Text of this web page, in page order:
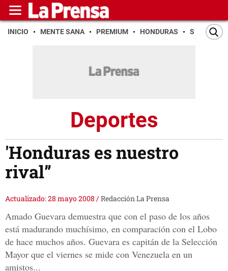
INICIO MENTE SANA PREMIUM HONDURAS SAN PEDRO
Deportes
'Honduras es nuestro
rival”
Actualizado: 28 mayo 2008 /Redacción La Prensa
Amado Guevara demuestra que con el paso de los años
está madurando muchísimo, en comparación con el Lobo
de hace muchos años. Guevara es capitán de la Selección
Mayor que el viernes se mide con Venezuela en un
amistos...